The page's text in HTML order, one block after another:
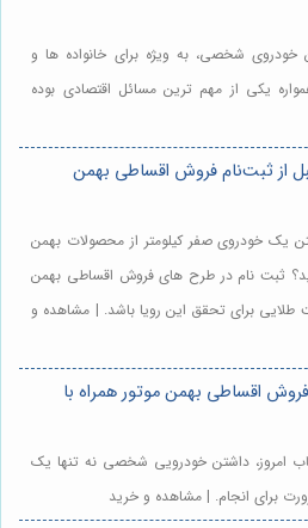
خودروی شخصی، به ویژه برای خانواده ها و
یکی از مهم ترین مسائل اقتصادی بوده
قبل از ثبت‌نام فروش اقساطی بهمن
یک خودروی صفر کیلومتر از محصولات بهمن
ثبت نام در طرح های فروش اقساطی بهمن
برای تحقق این رویا باشد. | مشاهده و
فروش اقساطی بهمن موتور همراه با
امروز، داشتن خودرویی شخصی نه تنها یک
برای انجام. | مشاهده و خرید